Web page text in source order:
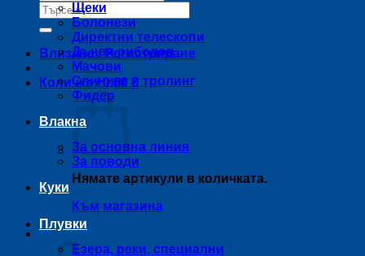
Търсене
за:
Влизане / Регистриране
Количка /0,00 €
Нямате артикули в количката.
Към магазина
Количка
Щеки
Болонези
Директни телескопи
Дънен риболов
Мачови
Спининг и тролинг
Фидер
Влакна
За основна линия
За поводи
Куки
Плувки
Езера, реки, специални